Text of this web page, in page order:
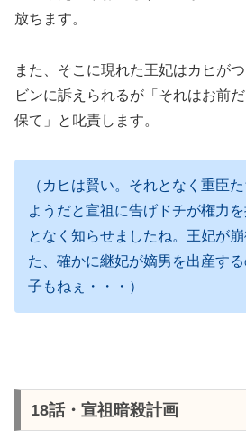
放ちます。
また、そこに現れた王妃はカヒが
ビンに訴えられるが「それはお前
保て」と叱責します。
（カヒは賢い。それとなく重臣
ようだと宣祖に告げドチが権力
となく知らせましたね。王妃が
た、確かに継妃が嫡男を出産す
子もねぇ・・・）
18話・宣祖暗殺計画